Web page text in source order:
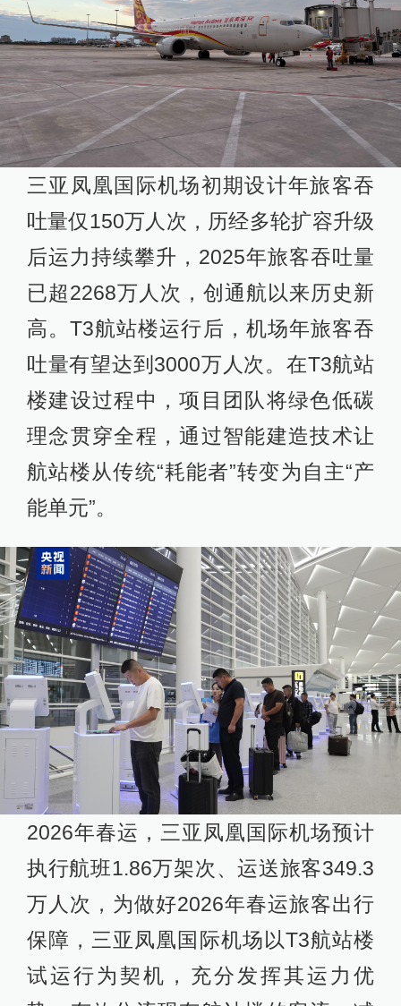
三亚凤凰国际机场初期设计年旅客吞
吐量仅150万人次，历经多轮扩容升级
后运力持续攀升，2025年旅客吞吐量
已超2268万人次，创通航以来历史新
高。T3航站楼运行后，机场年旅客吞
吐量有望达到3000万人次。在T3航站
楼建设过程中，项目团队将绿色低碳
理念贯穿全程，通过智能建造技术让
航站楼从传统“耗能者”转变为自主“产
能单元”。
2026年春运，三亚凤凰国际机场预计
执行航班1.86万架次、运送旅客349.3
万人次，为做好2026年春运旅客出行
保障，三亚凤凰国际机场以T3航站楼
试运行为契机，充分发挥其运力优